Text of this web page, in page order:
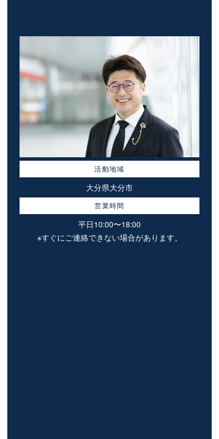
活動地域
大分県大分市
営業時間
平日10:00〜18:00
※すぐにご連絡できない場合があります。